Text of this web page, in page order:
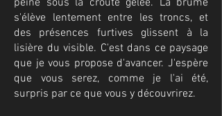
s'élève lentement entre les troncs, et
des présences furtives glissent à la
lisière du visible. C'est dans ce paysage
que je vous propose d'avancer. J'espère
que vous serez, comme je l'ai été,
surpris par ce que vous y découvrirez.